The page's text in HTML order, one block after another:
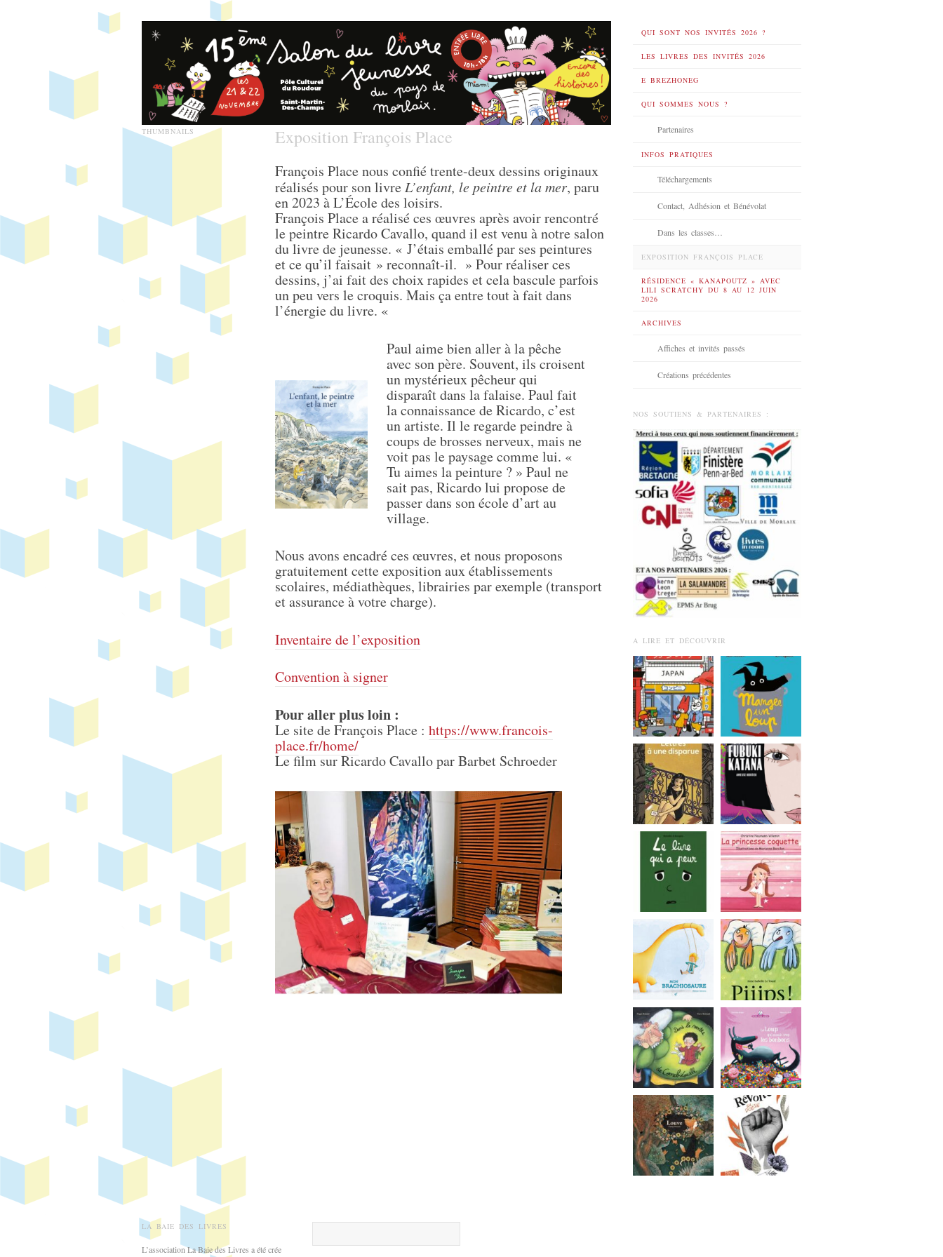
QUI SONT NOS INVITÉS 2026 ?
LES LIVRES DES INVITÉS 2026
E BREZHONEG
QUI SOMMES NOUS ?
Partenaires
INFOS PRATIQUES
Téléchargements
Contact, Adhésion et Bénévolat
Dans les classes…
EXPOSITION FRANÇOIS PLACE
RÉSIDENCE « KANAPOUTZ » AVEC
LILI SCRATCHY DU 8 AU 12 JUIN
2026
ARCHIVES
Affiches et invités passés
Créations précédentes
Exposition François Place
François Place nous confié trente-deux dessins originaux
réalisés pour son livreL’enfant, le peintre et la mer, paru
en 2023 à L’École des loisirs.
François Place a réalisé ces œuvres après avoir rencontré
le peintre Ricardo Cavallo, quand il est venu à notre salon
du livre de jeunesse. « J’étais emballé par ses peintures
et ce qu’il faisait » reconnaît-il. » Pour réaliser ces
dessins, j’ai fait des choix rapides et cela bascule parfois
un peu vers le croquis. Mais ça entre tout à fait dans
l’énergie du livre. «
Paul aime bien aller à la pêche
avec son père. Souvent, ils croisent
un mystérieux pêcheur qui
disparaît dans la falaise. Paul fait
la connaissance de Ricardo, c’est
un artiste. Il le regarde peindre à
coups de brosses nerveux, mais ne
voit pas le paysage comme lui. «
Tu aimes la peinture ? » Paul ne
sait pas, Ricardo lui propose de
passer dans son école d’art au
village.
Nous avons encadré ces œuvres, et nous proposons
gratuitement cette exposition aux établissements
scolaires, médiathèques, librairies par exemple (transport
et assurance à votre charge).
Inventaire de l’exposition
Convention à signer
Pour aller plus loin :
Le site de François Place : https://www.francois-
place.fr/home/
Le film sur Ricardo Cavallo par Barbet Schroeder
THUMBNAILS
NOS SOUTIENS & PARTENAIRES :
A LIRE ET DÉCOUVRIR
LA BAIE DES LIVRES
L’association La Baie des Livres a été crée